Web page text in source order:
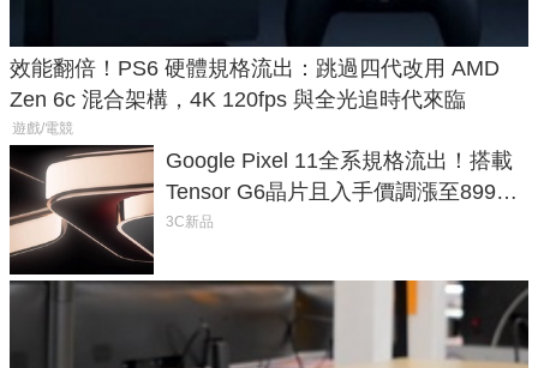
效能翻倍！PS6 硬體規格流出：跳過四代改用 AMD
Zen 6c 混合架構，4K 120fps 與全光追時代來臨
遊戲/電競
Google Pixel 11全系規格流出！搭載
Tensor G6晶片且入手價調漲至899美
元
3C新品